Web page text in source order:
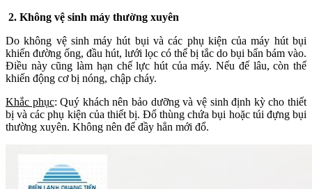
2. Không vệ sinh máy thường xuyên
Do không vệ sinh máy hút bụi và các phụ kiện của máy hút bụi
khiến đường ống, đầu hút, lưới lọc có thể bị tắc do bụi bẩn bám vào.
Điều này cũng làm hạn chế lực hút của máy. Nếu để lâu, còn thể
khiến động cơ bị nóng, chập cháy.
Khắc phục: Quý khách nên bảo dưỡng và vệ sinh định kỳ cho thiết
bị và các phụ kiện của thiết bị. Đổ thùng chứa bụi hoặc túi đựng bụi
thường xuyên. Không nên để đầy hẳn mới đổ.